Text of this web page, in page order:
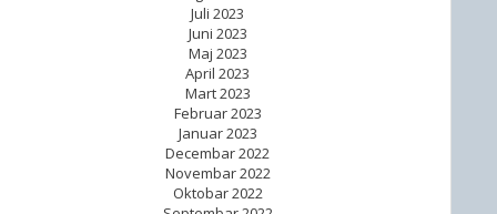
Juli 2023
Juni 2023
Maj 2023
April 2023
Mart 2023
Februar 2023
Januar 2023
Decembar 2022
Novembar 2022
Oktobar 2022